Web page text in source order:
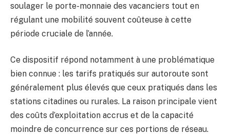
soulager le porte-monnaie des vacanciers tout en
régulant une mobilité souvent coûteuse à cette
période cruciale de l’année.
Ce dispositif répond notamment à une problématique
bien connue : les tarifs pratiqués sur autoroute sont
généralement plus élevés que ceux pratiqués dans les
stations citadines ou rurales. La raison principale vient
des coûts d’exploitation accrus et de la capacité
moindre de concurrence sur ces portions de réseau.